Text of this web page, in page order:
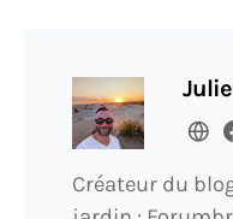
Créateur du